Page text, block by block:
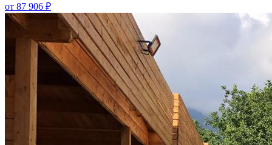
от 87 906 ₽